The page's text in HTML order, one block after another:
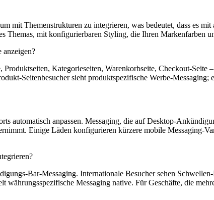
mit Themenstrukturen zu integrieren, was bedeutet, dass es
Themas, mit konfigurierbaren Styling, die Ihren Markenfarben
anzeigen?
Kategorieseiten, Warenkorbseite, Checkout-Seite
Seitenbesucher sieht produktspezifische Werbe-Messaging;
automatisch anpassen. Messaging, die auf Desktop-
Einige Läden konfigurieren kürzere mobile Messaging-
Bar-Messaging. Internationale Besucher sehen
Messaging native. Für Geschäfte, die